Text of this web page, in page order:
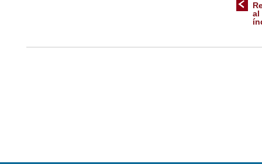
al